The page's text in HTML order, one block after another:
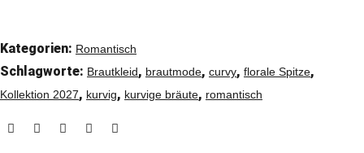
Kategorien: Romantisch
Schlagworte: Brautkleid, brautmode, curvy, florale Spitze,
Kollektion 2027, kurvig, kurvige bräute, romantisch